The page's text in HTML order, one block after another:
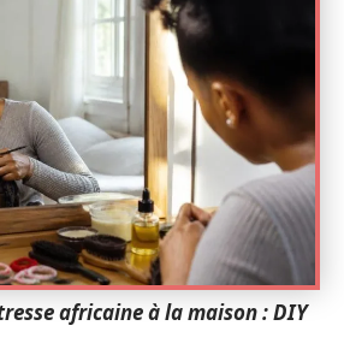
africaine à la maison : DIY